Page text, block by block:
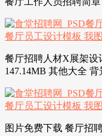
餐厅招聘人材X展架设
147.14MB 其他大全 背
图片免费下载 餐厅招